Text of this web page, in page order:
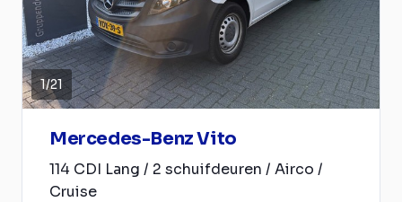
1/21
Mercedes-Benz Vito
114 CDI Lang / 2 schuifdeuren / Airco /
Cruise